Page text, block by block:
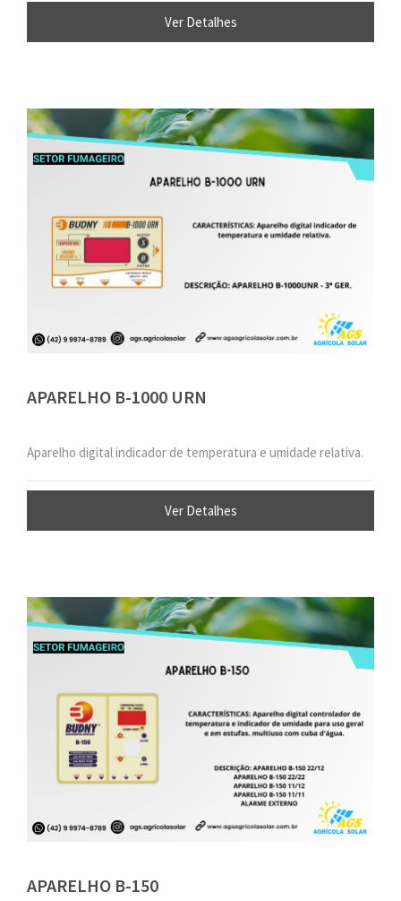
Ver Detalhes
APARELHO B-1000 URN
Aparelho digital indicador de temperatura e umidade relativa.
Ver Detalhes
APARELHO B-150